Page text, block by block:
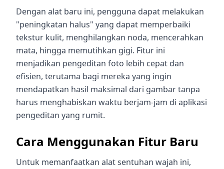
Dengan alat baru ini, pengguna dapat melakukan
"peningkatan halus" yang dapat memperbaiki
tekstur kulit, menghilangkan noda, mencerahkan
mata, hingga memutihkan gigi. Fitur ini
menjadikan pengeditan foto lebih cepat dan
efisien, terutama bagi mereka yang ingin
mendapatkan hasil maksimal dari gambar tanpa
harus menghabiskan waktu berjam-jam di aplikasi
pengeditan yang rumit.
Cara Menggunakan Fitur Baru
Untuk memanfaatkan alat sentuhan wajah ini,